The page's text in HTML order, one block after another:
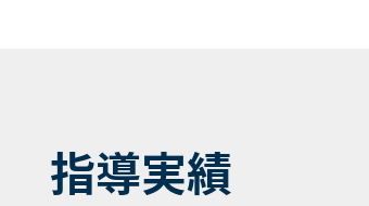
指導実績